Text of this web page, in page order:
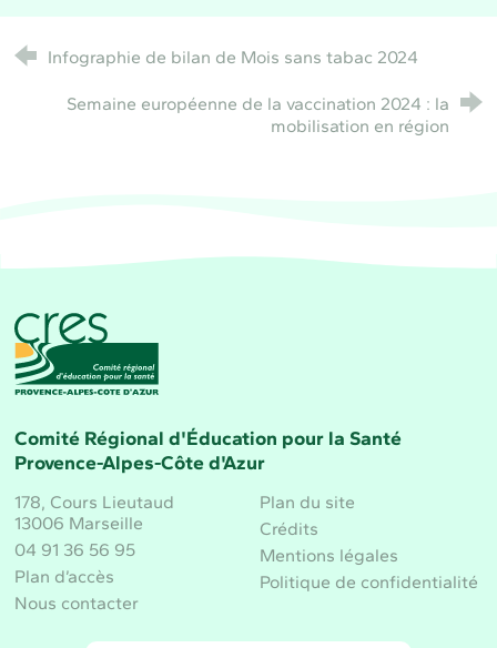
Infographie de bilan de Mois sans tabac 2024
Semaine européenne de la vaccination 2024 : la
mobilisation en région
CRES Paca - Comité Régional d'Éducation pour la
Comité Régional d'Éducation pour la Santé
Provence-Alpes-Côte d'Azur
178, Cours Lieutaud
13006 Marseille
04 91 36 56 95
Plan d’accès
Nous contacter
Plan du site
Crédits
Mentions légales
Politique de confidentialité